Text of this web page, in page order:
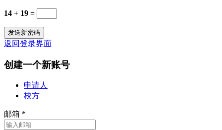
14 + 19 =
返回登录界面
创建一个新账号
申请人
校方
邮箱 *